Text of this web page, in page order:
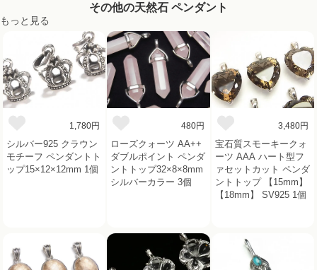
その他の天然石 ペンダント
もっと見る
1,780円
シルバー925 クラウン
モチーフ ペンダントト
ップ15×12×12mm 1個
480円
ローズクォーツ AA++
ダブルポイント ペンダ
ントトップ32×8×8mm
シルバーカラー 3個
3,480円
宝石質スモーキークォ
ーツ AAA ハート型フ
ァセットカット ペンダ
ントトップ 【15mm】
【18mm】 SV925 1個